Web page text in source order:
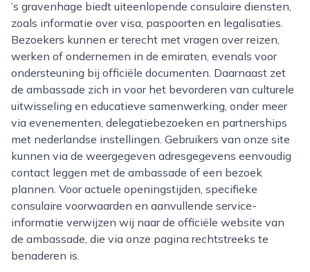
’s gravenhage biedt uiteenlopende consulaire diensten,
zoals informatie over visa, paspoorten en legalisaties.
Bezoekers kunnen er terecht met vragen over reizen,
werken of ondernemen in de emiraten, evenals voor
ondersteuning bij officiële documenten. Daarnaast zet
de ambassade zich in voor het bevorderen van culturele
uitwisseling en educatieve samenwerking, onder meer
via evenementen, delegatiebezoeken en partnerships
met nederlandse instellingen. Gebruikers van onze site
kunnen via de weergegeven adresgegevens eenvoudig
contact leggen met de ambassade of een bezoek
plannen. Voor actuele openingstijden, specifieke
consulaire voorwaarden en aanvullende service-
informatie verwijzen wij naar de officiële website van
de ambassade, die via onze pagina rechtstreeks te
benaderen is.